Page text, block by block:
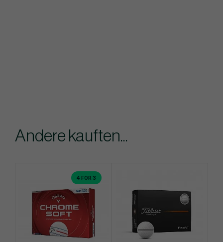
Andere kauften...
4 FOR 3